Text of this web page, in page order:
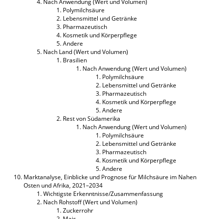
Polymilchsäure
Lebensmittel und Getränke
Pharmazeutisch
Kosmetik und Körperpflege
Andere
Nach Land (Wert und Volumen)
Brasilien
Nach Anwendung (Wert und Volumen)
Polymilchsäure
Lebensmittel und Getränke
Pharmazeutisch
Kosmetik und Körperpflege
Andere
Rest von Südamerika
Nach Anwendung (Wert und Volumen)
Polymilchsäure
Lebensmittel und Getränke
Pharmazeutisch
Kosmetik und Körperpflege
Andere
Marktanalyse, Einblicke und Prognose für Milchsäure im Nahen
Osten und Afrika, 2021–2034
Wichtigste Erkenntnisse/Zusammenfassung
Nach Rohstoff (Wert und Volumen)
Zuckerrohr